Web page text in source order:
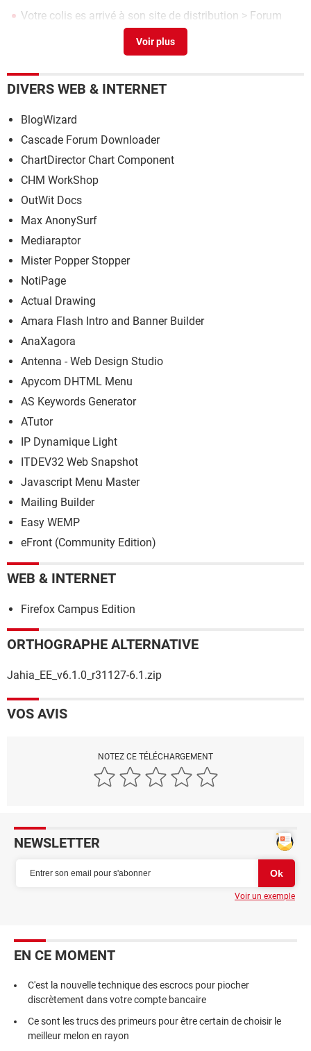
Votre colis es arrivé à son site de distribution > Forum
Consommation & Internet
J'ai choisis TNT livraison sous 24h j'aimerais avoir des
Que veut dire Votre colis est arrivé sur notre agence région
DIVERS WEB & INTERNET
BlogWizard
Cascade Forum Downloader
ChartDirector Chart Component
CHM WorkShop
OutWit Docs
Max AnonySurf
Mediaraptor
Mister Popper Stopper
NotiPage
Actual Drawing
Amara Flash Intro and Banner Builder
AnaXagora
Antenna - Web Design Studio
Apycom DHTML Menu
AS Keywords Generator
ATutor
IP Dynamique Light
ITDEV32 Web Snapshot
Javascript Menu Master
Mailing Builder
Easy WEMP
eFront (Community Edition)
WEB & INTERNET
Firefox Campus Edition
ORTHOGRAPHE ALTERNATIVE
Jahia_EE_v6.1.0_r31127-6.1.zip
VOS AVIS
NOTEZ CE TÉLÉCHARGEMENT
NEWSLETTER
Voir un exemple
EN CE MOMENT
C'est la nouvelle technique des escrocs pour piocher
discrètement dans votre compte bancaire
Ce sont les trucs des primeurs pour être certain de choisir le
meilleur melon en rayon